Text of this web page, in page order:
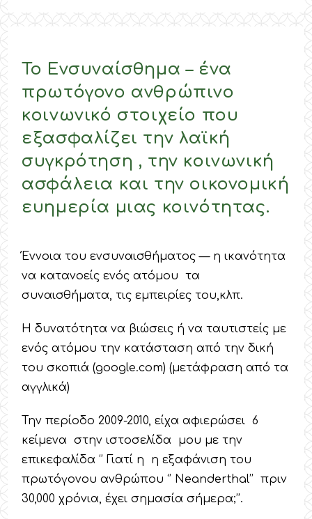
Το Ενσυναίσθημα – ένα
πρωτόγονο ανθρώπινο
κοινωνικό στοιχείο που
εξασφαλίζει την λαϊκή
συγκρότηση , την κοινωνική
ασφάλεια και την οικονομική
ευημερία μιας κοινότητας.
Έννοια του ενσυναισθήματος — η ικανότητα
να κατανοείς ενός ατόμου τα
συναισθήματα, τις εμπειρίες του,κλπ.
Η δυνατότητα να βιώσεις ή να ταυτιστείς με
ενός ατόμου την κατάσταση από την δική
του σκοπιά (google.com) (μετάφραση από τα
αγγλικά)
Την περίοδο 2009-2010, είχα αφιερώσει 6
κείμενα στην ιστοσελίδα μου με την
επικεφαλίδα ‘’ Γιατί η η εξαφάνιση του
πρωτόγονου ανθρώπου ‘’ Neanderthal’’ πριν
30,000 χρόνια, έχει σημασία σήμερα;’’.